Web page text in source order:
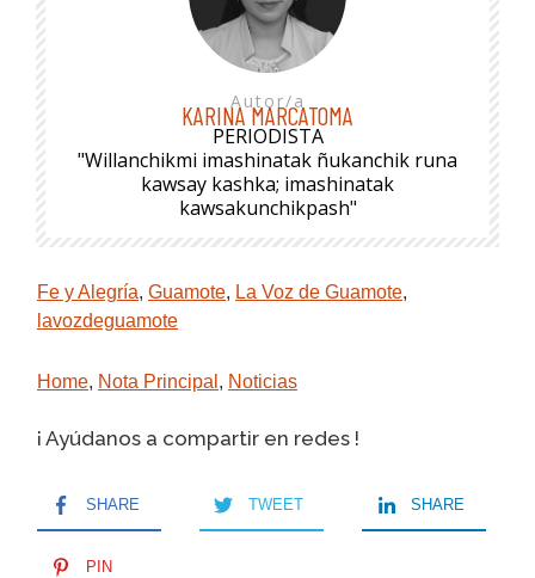
Autor/a
KARINA MARCATOMA
PERIODISTA
"Willanchikmi imashinatak ñukanchik runa
kawsay kashka; imashinatak
kawsakunchikpash"
Fe y Alegría, Guamote, La Voz de Guamote,
lavozdeguamote
Home, Nota Principal , Noticias
¡ Ayúdanos a compartir en redes !
SHARE TWEET SHARE
PIN